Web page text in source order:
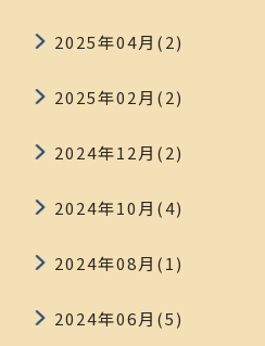
2025年04月(2)
2025年02月(2)
2024年12月(2)
2024年10月(4)
2024年08月(1)
2024年06月(5)